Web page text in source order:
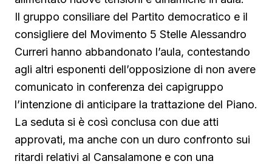
Il gruppo consiliare del Partito democratico e il
consigliere del Movimento 5 Stelle Alessandro
Curreri hanno abbandonato l’aula, contestando
agli altri esponenti dell’opposizione di non avere
comunicato in conferenza dei capigruppo
l’intenzione di anticipare la trattazione del Piano.
La seduta si è così conclusa con due atti
approvati, ma anche con un duro confronto sui
ritardi relativi al Cansalamone e con una